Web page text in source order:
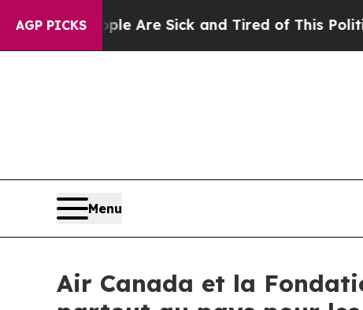
AGP PICKS
Are Sick and Tired of This Politics of
Menu
Air Canada et la